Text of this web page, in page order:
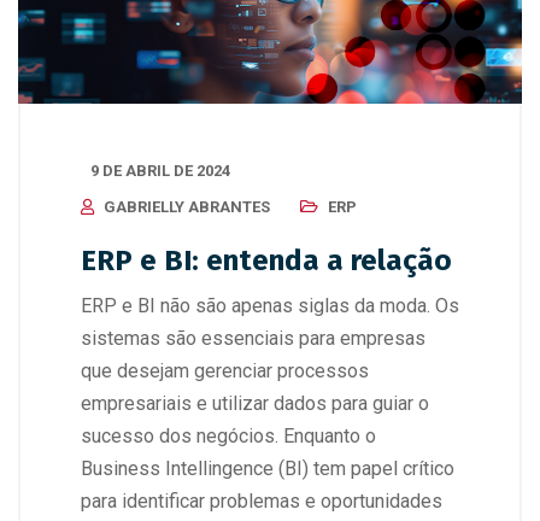
9 DE ABRIL DE 2024
GABRIELLY ABRANTES
ERP
ERP e BI: entenda a relação
ERP e BI não são apenas siglas da moda. Os
sistemas são essenciais para empresas
que desejam gerenciar processos
empresariais e utilizar dados para guiar o
sucesso dos negócios. Enquanto o
Business Intellingence (BI) tem papel crítico
para identificar problemas e oportunidades